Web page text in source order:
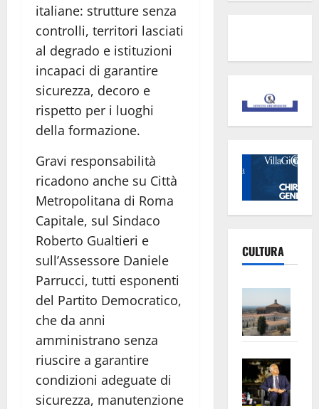
italiane: strutture senza
controlli, territori lasciati
al degrado e istituzioni
incapaci di garantire
sicurezza, decoro e
rispetto per i luoghi
della formazione.
Gravi responsabilità
ricadono anche su Città
Metropolitana di Roma
Capitale, sul Sindaco
Roberto Gualtieri e
sull’Assessore Daniele
Parrucci, tutti esponenti
del Partito Democratico,
che da anni
amministrano senza
riuscire a garantire
condizioni adeguate di
sicurezza, manutenzione
CULTURA